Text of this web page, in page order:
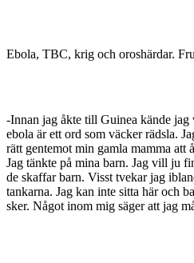
Ebola, TBC, krig och oroshärdar.
-Innan jag åkte till Guinea kände jag
ebola är ett ord som väcker rädsla.
rätt gentemot min gamla mamma att
Jag tänkte på mina barn. Jag vill ju
de skaffar barn. Visst tvekar jag
tankarna. Jag kan inte sitta här och
sker. Något inom mig säger att jag